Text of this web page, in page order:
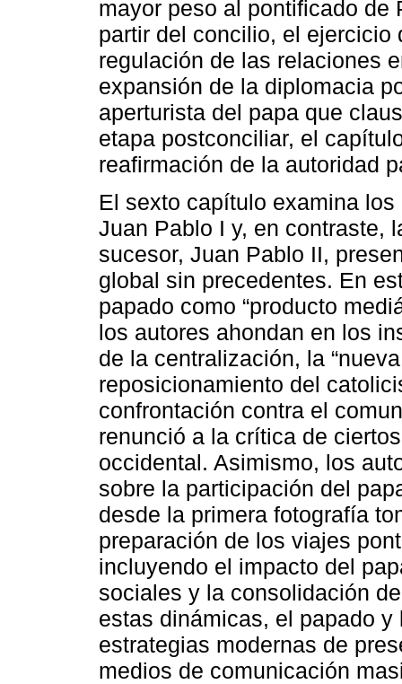
mayor peso al pontificado
partir del concilio, el
regulación de las relaciones
expansión de la diplomacia
aperturista del papa que
etapa postconciliar, el
reafirmación de la autoridad
El sexto capítulo examina
Juan Pablo I y, en contraste,
sucesor, Juan Pablo II,
global sin precedentes. En
papado como “producto
los autores ahondan en los
de la centralización, la
reposicionamiento del
confrontación contra el
renunció a la crítica de
occidental. Asimismo, los
sobre la participación del
desde la primera fotografía
preparación de los viajes
incluyendo el impacto del
sociales y la consolidación
estas dinámicas, el papado
estrategias modernas de
medios de comunicación